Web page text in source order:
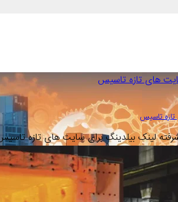
های تازه تاسیس
تاسیس
لینک بیلدینگ برای سایت های تازه